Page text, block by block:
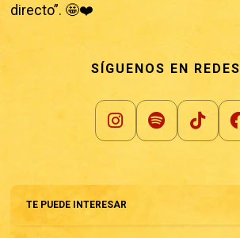
directo”. 🤩❤️
SÍGUENOS EN REDES
TE PUEDE INTERESAR